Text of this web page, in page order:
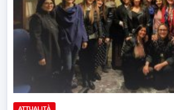
ATTUALITÀ